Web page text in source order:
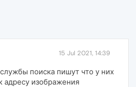
15 Jul 2021, 14:39
поиска пишут что у них
адресу изображения